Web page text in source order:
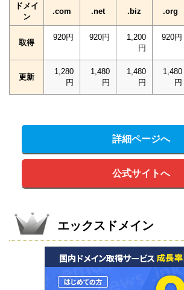
ドメイ
ン
.com .net .biz .org
取得
920円 920円
1,200
円
920円
更新
1,280
円
1,480
円
1,480
円
1,480
円
詳細ページへ
公式サイトへ
エックスドメイン